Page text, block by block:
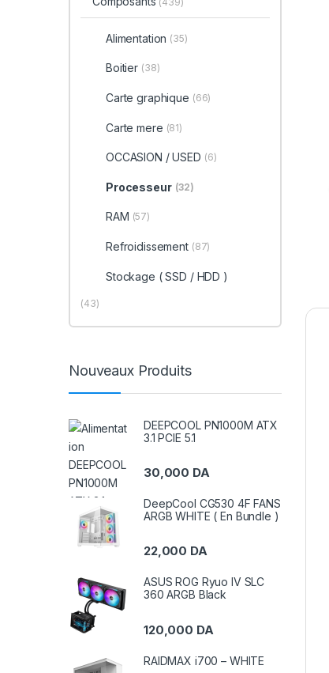
Alimentation (35)
Boitier (38)
Carte graphique (66)
Carte mere (81)
OCCASION / USED (6)
Processeur (32)
RAM (57)
Refroidissement (87)
Stockage ( SSD / HDD )
(43)
Nouveaux Produits
DEEPCOOL PN1000M ATX
3.1 PCIE 5.1
30,000 DA
DeepCool CG530 4F FANS
ARGB WHITE ( En Bundle )
22,000 DA
ASUS ROG Ryuo IV SLC
360 ARGB Black
120,000 DA
RAIDMAX i700 – WHITE